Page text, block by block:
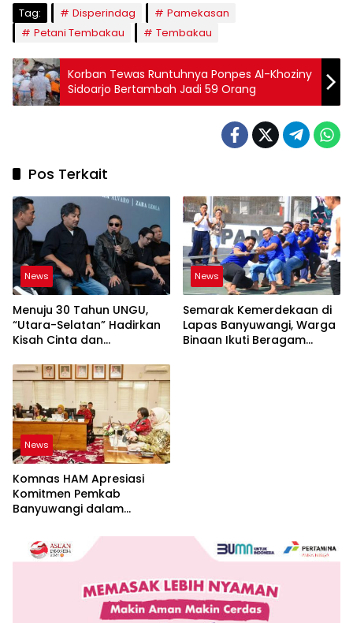
Tag: Disperindag
Pamekasan
Petani Tembakau
Tembakau
Korban Tewas Runtuhnya Ponpes Al-Khoziny
Sidoarjo Bertambah Jadi 59 Orang
Pos Terkait
News
Menuju 30 Tahun UNGU,
“Utara-Selatan” Hadirkan
Kisah Cinta dan
News
Semarak Kemerdekaan di
Lapas Banyuwangi, Warga
Binaan Ikuti Beragam
News
Komnas HAM Apresiasi
Komitmen Pemkab
Banyuwangi dalam
Hak Asasi Manusia